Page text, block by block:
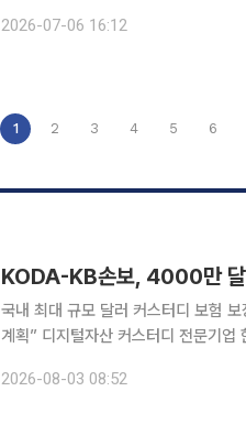
다, 중간중간 외환당국 스무딩오퍼레
2026-07-06 16:12
1 2 3 4 5 6
KODA-KB손보, 4000만 달
국내 최대 규모 달러 커스터디 보험
계획” 디지털자산 커스터디 전문기업 한국디지털에셋(KODA)은 지난 30일 KB손해보험과 최대
2026-08-03 08:52